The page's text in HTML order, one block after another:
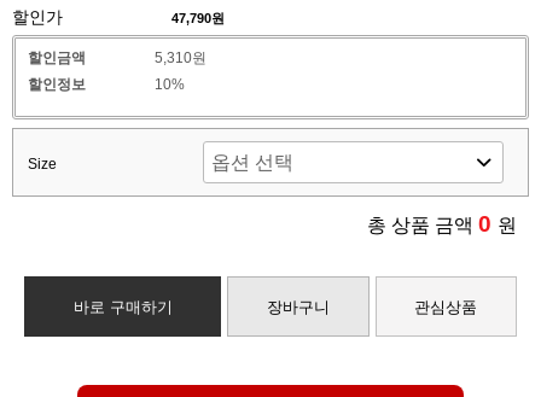
할인가 47,790원
할인금액
5,310원
할인정보
10%
Size
총 상품 금액 0 원
바로 구매하기 장바구니 관심상품